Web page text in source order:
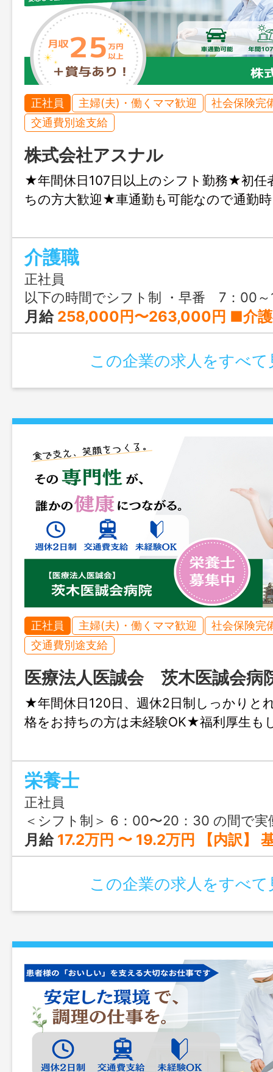
正社員 主婦(夫)・働くママ歓迎
社会保険完
交通費別途支給
株式会社アスナル
★年間休日107日以上のシフト勤務★初任
ちの方大歓迎★車通勤も可能なので通勤
介護職
正社員
以下の時間でシフト制 ・早番 7：00～16：00 ・日勤 10：00～19：00 ・夜勤 16：00～翌10：00（夜勤は2人体
月給 258,000円〜263,000円 ■介護福祉士の方 月額263,000円 基本給 175,000円 資格手当 7,000円 処遇改善加算 46,000円 夜勤手当 35000円(7000円×5回目安で計算) ■実務者研修修了者の方 月額260,000円 基本給 175,000円 資格手当 4,000円 処遇改善加算 46,000円 夜勤手当 35000円(7000円×5回目安で計算) ■初任者研修修了者の方 月額258,000円 基本給 175,000円 資格手当 2,000円 処遇改善加算 46,000円 夜勤手当 35000円(7000円×5回目安で計算) ※夜勤手当：7000円/回 平均月5回が目安ですが夜勤回数は応相談 ※喀痰吸引等研修修了者（2号以上）は、
この企業の求人をすべて
正社員 主婦(夫)・働くママ歓迎
社会保険完
交通費別途支給
医療法人医誠会 茨木医誠会病
★年間休日120日、週休2日制しっかりと
格をお持ちの方は未経験OK★福利厚生
栄養士
正社員
＜シフト制＞ 6：00〜20：30 の間で実働7.5時間（休憩60分） 勤務例 6：00～14：
月給 17.2万円 〜 19.2万円 【内訳】 基本給：135,000円～155,000円 職務手当：20,000円 調整手当：17,000円 ※経験年数に応じて加算有
この企業の求人をすべて